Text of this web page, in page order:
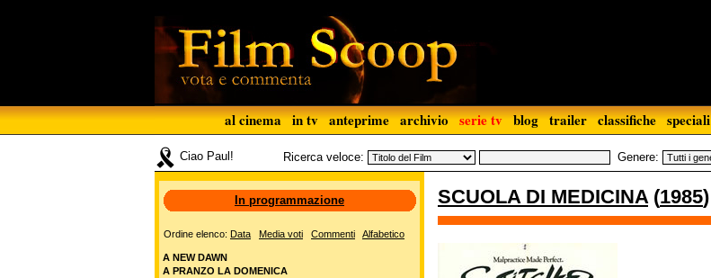
al cinema in tv anteprime archivio serie tv blog trailer classifiche speciali
Ciao Paul! Ricerca veloce: Genere:
SCUOLA DI MEDICINA(1985)
In programmazione
Ordine elenco: Data Media voti Commenti Alfabetico
A NEW DAWN
A PRANZO LA DOMENICA